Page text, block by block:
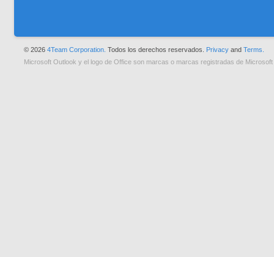
© 2026 4Team Corporation. Todos los derechos reservados. Privacy and Terms.
Microsoft Outlook y el logo de Office son marcas o marcas registradas de